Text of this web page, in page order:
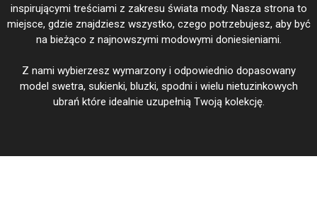
inspirującymi treściami z zakresu świata mody. Nasza strona to
miejsce, gdzie znajdziesz wszystko, czego potrzebujesz, aby być
na bieżąco z najnowszymi modowymi doniesieniami.
Z nami wybierzesz wymarzony i odpowiednio dopasowany
model swetra, sukienki, bluzki, spodni i wielu nietuzinkowych
ubrań które idealnie uzupełnią Twoją kolekcję.